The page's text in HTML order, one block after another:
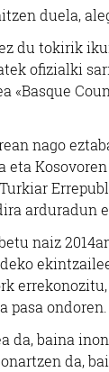
duela,
du tokirik
ofizialki
nago
arduradun
naiz
pasa ondoren.
da, baina
da,